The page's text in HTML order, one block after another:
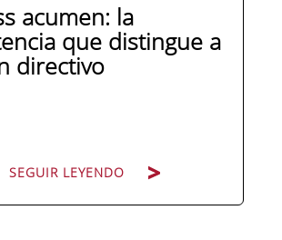
acumen: la
que distingue a
directivo
SEGUIR LEYENDO